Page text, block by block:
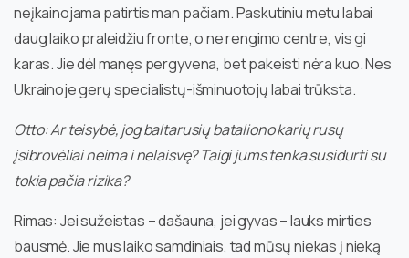
neįkainojama patirtis man pačiam. Paskutiniu metu labai
daug laiko praleidžiu fronte, o ne rengimo centre, vis gi
karas. Jie dėl manęs pergyvena, bet pakeisti nėra kuo. Nes
Ukrainoje gerų specialistų-išminuotojų labai trūksta.
Otto: Ar teisybė, jog baltarusių bataliono karių rusų
įsibrovėliai neima i nelaisvę? Taigi jums tenka susidurti su
tokia pačia rizika?
Rimas: Jei sužeistas – dašauna, jei gyvas – lauks mirties
bausmė. Jie mus laiko samdiniais, tad mūsų niekas į nieką